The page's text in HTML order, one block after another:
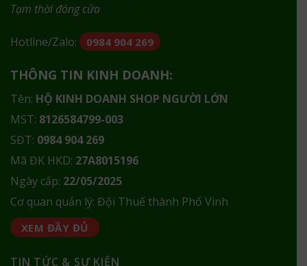
Tạm thời đóng cửa
Hotline/Zalo: 0984 904 269
THÔNG TIN KINH DOANH:
Tên: HỘ KINH DOANH SHOP NGƯỜI LỚN
MST: 8126584799-003
SĐT: 0984 904 269
Mã ĐK HKD: 27A8015196
Ngày cấp: 22/05/2025
Cơ quan quản lý: Đội Thuế thành Phố Vinh
XEM ĐẦY ĐỦ
TIN TỨC & SỰ KIỆN